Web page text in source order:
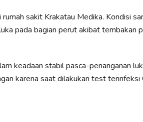
sakit Krakatau Medika. Kondisi
pada bagian perut akibat tembakan
keadaan stabil pasca-penanganan
karena saat dilakukan test terinfeksi